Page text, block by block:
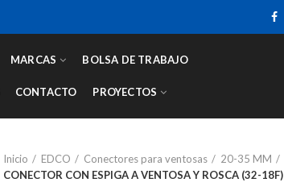
MARCAS BOLSA DE TRABAJO
CONTACTO PROYECTOS
Inicio EDCO Conectores para ventosas
20-35 MM
CONECTOR CON ESPIGA A VENTOSA Y ROSCA (32-18F)